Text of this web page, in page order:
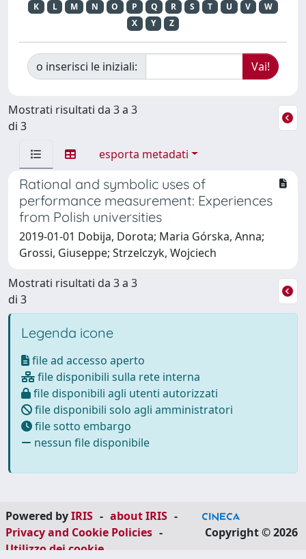
K
L M N O P Q R S T U V
W
X
Y Z
o inserisci le iniziali:
Mostrati risultati da 3 a 3
di 3
esporta metadati
Rational and symbolic uses of
performance measurement: Experiences
from Polish universities
2019-01-01 Dobija, Dorota; Maria Górska, Anna;
Grossi, Giuseppe; Strzelczyk, Wojciech
Mostrati risultati da 3 a 3
di 3
Legenda icone
file ad accesso aperto
file disponibili sulla rete interna
file disponibili agli utenti autorizzati
file disponibili solo agli amministratori
file sotto embargo
nessun file disponibile
Powered byIRIS - about IRIS -
Privacy and Cookie Policies -
Utilizzo dei cookie
Copyright © 2026